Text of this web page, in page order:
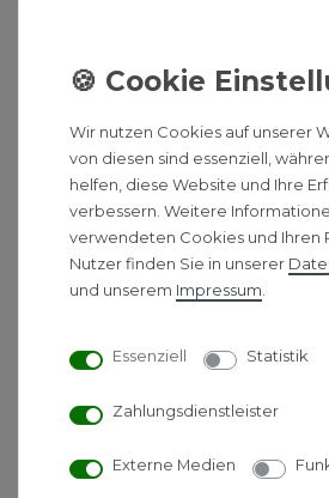
Bedienmodul BM-2:
„Smart Home“, so heißt das
vernetzte intelligente Gebäude-
neue Bedienmodul BM-2 ist die
effektive Heizungs-,
klare Darstellung von
Fernbedienung im
Wir nutzen Cookies auf unserer
von diesen sind essenziell,
helfen, diese Website und Ihre
verbessern. Weitere
verwendeten Cookies und Ihren
Nutzer finden Sie in unserer
und unserem Impressum
Essenziell Statistik
Zahlungsdienstleister
Externe Medien